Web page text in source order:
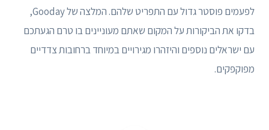
לפעמים פוסטר גדול עם התפריט שלהם. המלצה של Gooday,
בדקו את הביקורות על המקום שאתם מעוניינים בו טרם הגעתכם
עם ישראלים נוספים והיזהרו מגירויים במיוחד ברחובות צדדיים
מפוקפקים.